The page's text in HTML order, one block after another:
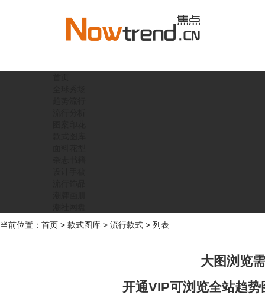
当前位置： 首页 > 款式图库 > 流行款式 > 列表
大图浏览
开通VIP可浏览全站趋